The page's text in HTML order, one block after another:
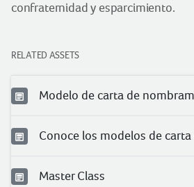
confraternidad y esparcimiento.
RELATED ASSETS
Modelo de carta de
Conoce los modelos de
Master Class